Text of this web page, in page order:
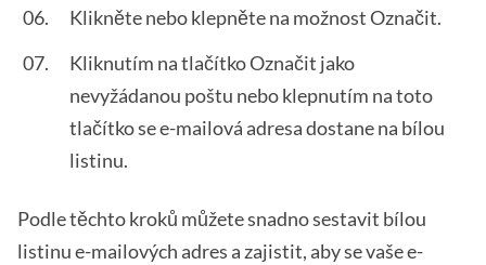
Klikněte nebo klepněte na možnost Označit.
Kliknutím na tlačítko Označit jako
nevyžádanou poštu nebo klepnutím na toto
tlačítko se e-mailová adresa dostane na bílou
listinu.
Podle těchto kroků můžete snadno sestavit bílou
listinu e-mailových adres a zajistit, aby se vaše e-